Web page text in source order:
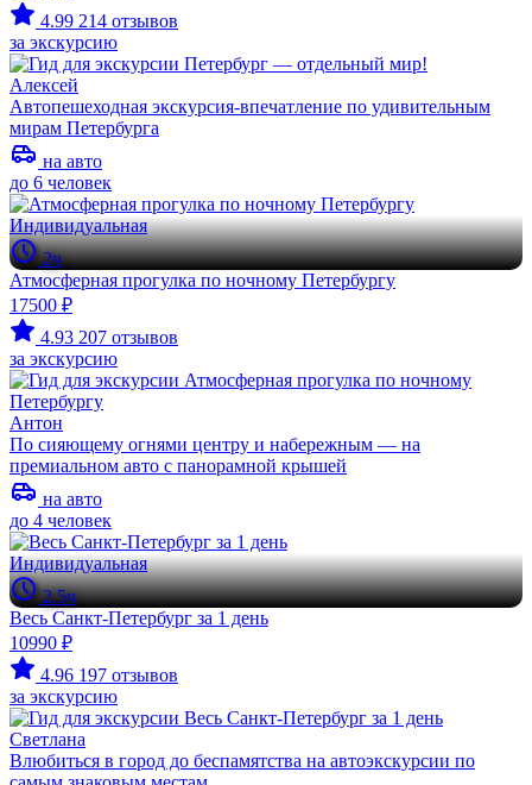
4.99 214 отзывов
за экскурсию
Алексей
Автопешеходная экскурсия-впечатление по удивительным
мирам Петербурга
на авто
до 6 человек
Индивидуальная
2ч
Атмосферная прогулка по ночному Петербургу
17500 ₽
4.93 207 отзывов
за экскурсию
Антон
По сияющему огнями центру и набережным — на
премиальном авто с панорамной крышей
на авто
до 4 человек
Индивидуальная
2.5ч
Весь Санкт-Петербург за 1 день
10990 ₽
4.96 197 отзывов
за экскурсию
Светлана
Влюбиться в город до беспамятства на автоэкскурсии по